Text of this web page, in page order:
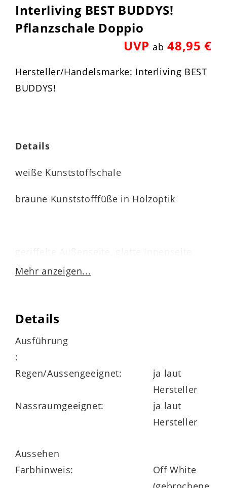
Interliving BEST BUDDYS!
Pflanzschale Doppio
UVPab 48,95 €
Hersteller/Handelsmarke: Interliving BEST
BUDDYS!
Details
weiße Kunststoffschale
braune Kunststofffüße in Holzoptik
für Innen und Außen
Durchmesser ca. 47 cm
erhältlich
Mehr anzeigen...
Details
Ausführung
:
Regen/Aussengeeignet:
ja laut
Hersteller
Nassraumgeeignet:
ja laut
Hersteller
Aussehen
Farbhinweis:
Off White